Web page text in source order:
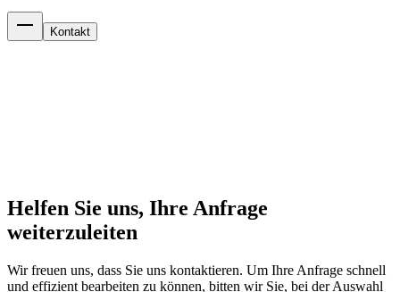
Kontakt
Helfen Sie uns, Ihre Anfrage
weiterzuleiten
Wir freuen uns, dass Sie uns kontaktieren. Um Ihre Anfrage schnell
und effizient bearbeiten zu können, bitten wir Sie, bei der Auswahl